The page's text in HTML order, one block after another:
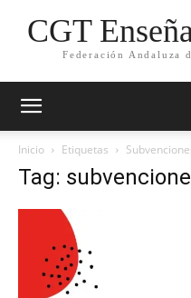
CGT
Federación Andaluza
Inicio Etiquetas
Tag: